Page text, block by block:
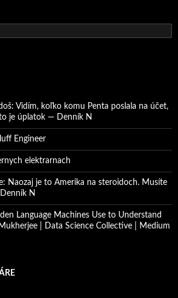
Vidím, koľko komu Penta poslala na účet,
je úplatok — Denník N
Engineer
elektrarnach
Naozaj je to Amerika na steroidoch. Musíte
N
Language Machines Use to Understand
| Data Science Collective | Medium